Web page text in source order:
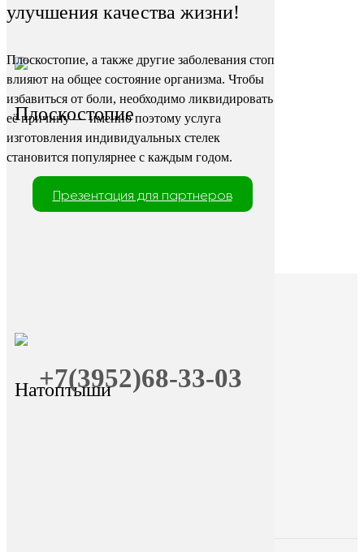
Плоскостопие
Натоптыши
улучшения качества жизни!
Плоскостопие, а также другие заболевания стоп
влияют на общее состояние организма. Чтобы
избавиться от боли, необходимо ликвидировать
её причину — именно поэтому услуга
изготовления индивидуальных стелек
становится популярнее с каждым годом.
Презентация для партнеров
+7(3952)68-33-03